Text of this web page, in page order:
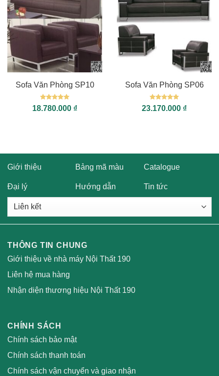
Sofa Văn Phòng SP10
Được xếp
hạng55
18.780.000 ₫
Sofa Văn Phòng SP06
Được xếp
hạng55
23.170.000 ₫
Giới thiệu Bảng mã màu Catalogue
Đại lý Hướng dẫn Tin tức
THÔNG TIN CHUNG
Giới thiệu về nhà máy Nội Thất 190
Liên hệ mua hàng
Nhận diện thương hiệu Nội Thất 190
CHÍNH SÁCH
Chính sách bảo mật
Chính sách thanh toán
Chính sách vận chuyển và giao nhận